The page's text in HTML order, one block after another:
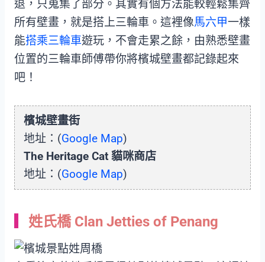
退，只蒐集了部分。其實有個方法能較輕鬆集齊
所有壁畫，就是搭上三輪車。這裡像馬六甲一樣
能搭乘三輪車遊玩，不會走累之餘，由熟悉壁畫
位置的三輪車師傅帶你將檳城壁畫都記錄起來
吧！
檳城壁畫街
地址：(Google Map)
The Heritage Cat 貓咪商店
地址：(Google Map)
姓氏橋 Clan Jetties of Penang